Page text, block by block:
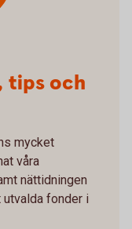
tips och
mycket
våra
nättidningen
fonder i